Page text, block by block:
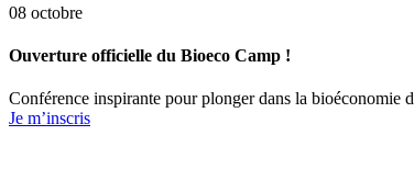
08 octobre
Ouverture officielle du Bioeco Camp !
Conférence inspirante pour plonger dans la bioéconomie
Je m’inscris